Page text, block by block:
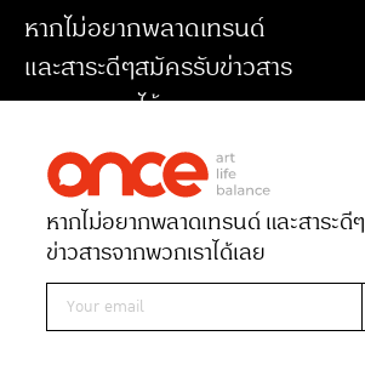
หากไม่อยากพลาดเทรนด์
และสาระดีๆสมัครรับข่าวสาร
จากพวกเราได้เลย
หากไม่อยากพลาดเทรนด์ และสาระดีๆ
ข่าวสารจากพวกเราได้เลย